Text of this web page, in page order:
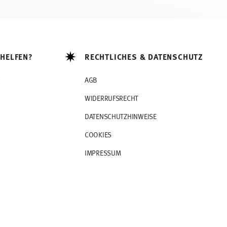
RECHTLICHES & DATENSCHUTZ
AGB
WIDERRUFSRECHT
DATENSCHUTZHINWEISE
COOKIES
IMPRESSUM